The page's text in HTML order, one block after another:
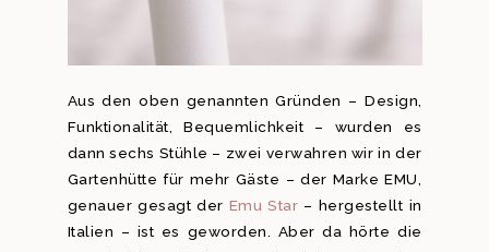
Aus den oben genannten Gründen – Design,
Funktionalität, Bequemlichkeit – wurden es
dann sechs Stühle – zwei verwahren wir in der
Gartenhütte für mehr Gäste – der Marke EMU,
genauer gesagt der Emu Star – hergestellt in
Italien – ist es geworden. Aber da hörte die